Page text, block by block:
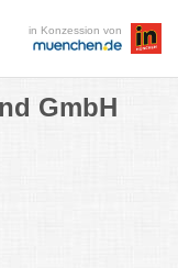
in Konzession von
GmbH